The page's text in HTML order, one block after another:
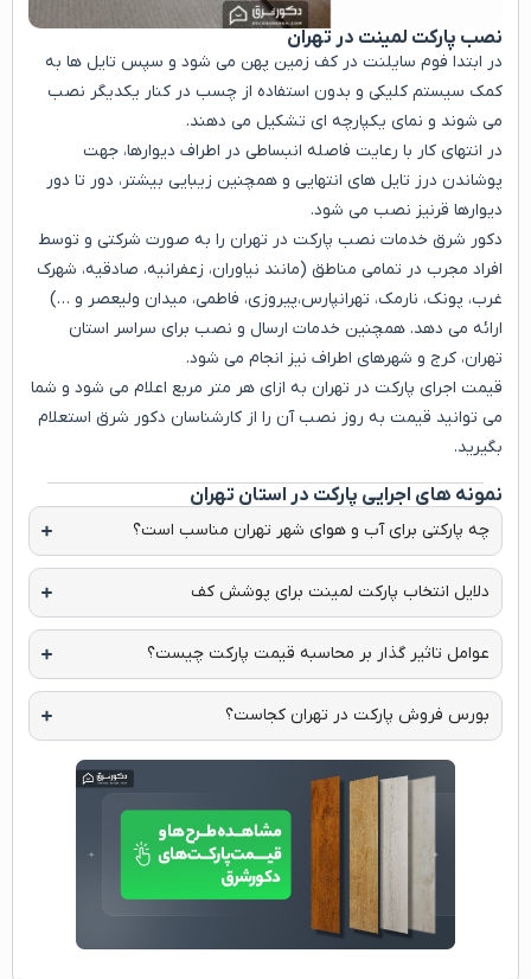
نصب پارکت لمینت در تهران
در ابتدا فوم سایلنت در کف زمین پهن می شود و سپس تایل ها به
کمک سیستم کلیکی و بدون استفاده از چسب در کنار یکدیگر نصب
می شوند و نمای یکپارچه ای تشکیل می دهند.
در انتهای کار با رعایت فاصله انبساطی در اطراف دیوارها، جهت
پوشاندن درز تایل های انتهایی و همچنین زیبایی بیشتر، دور تا دور
دیوارها قرنیز نصب می شود.
دکور شرق خدمات نصب پارکت در تهران را به صورت شرکتی و توسط
افراد مجرب در تمامی مناطق (مانند نیاوران، زعفرانیه، صادقیه، شهرک
غرب، پونک، نارمک، تهرانپارس،پیروزی، فاطمی، میدان ولیعصر و …)
ارائه می دهد. همچنین خدمات ارسال و نصب برای سراسر استان
تهران، کرج و شهرهای اطراف نیز انجام می شود.
قیمت اجرای پارکت در تهران به ازای هر متر مربع اعلام می شود و شما
می توانید قیمت به روز نصب آن را از کارشناسان دکور شرق استعلام
بگیرید.
نمونه های اجرایی پارکت در استان تهران
تهرانپارس
چیتگر
سعادت آباد
شهرک غرب
صادقیه
گیشا
نارمک
ونک
چه پارکتی برای آب و هوای شهر تهران مناسب است؟
دلایل انتخاب پارکت لمینت برای پوشش کف
عوامل تاثیر گذار بر محاسبه قیمت پارکت چیست؟
بورس فروش پارکت در تهران کجاست؟